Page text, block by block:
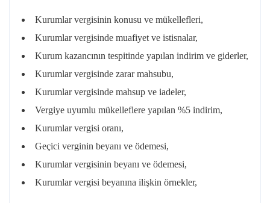
Kurumlar vergisinin konusu ve mükellefleri,
Kurumlar vergisinde muafiyet ve istisnalar,
Kurum kazancının tespitinde yapılan indirim ve giderler,
Kurumlar vergisinde zarar mahsubu,
Kurumlar vergisinde mahsup ve iadeler,
Vergiye uyumlu mükelleflere yapılan %5 indirim,
Kurumlar vergisi oranı,
Geçici verginin beyanı ve ödemesi,
Kurumlar vergisinin beyanı ve ödemesi,
Kurumlar vergisi beyanına ilişkin örnekler,